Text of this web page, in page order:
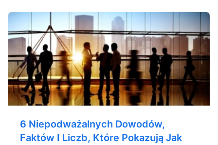
6 Niepodważalnych Dowodów,
Faktów I Liczb, Które Pokazują Jak